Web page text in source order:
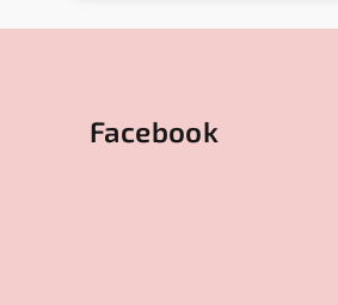
Facebook